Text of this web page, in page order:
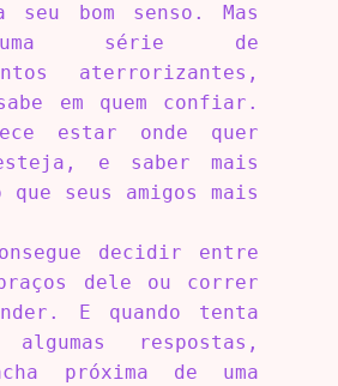
seu bom senso. Mas
série de
aterrorizantes,
em quem confiar.
estar onde quer
e saber mais
seus amigos mais
decidir entre
dele ou correr
E quando tenta
algumas respostas,
próxima de uma